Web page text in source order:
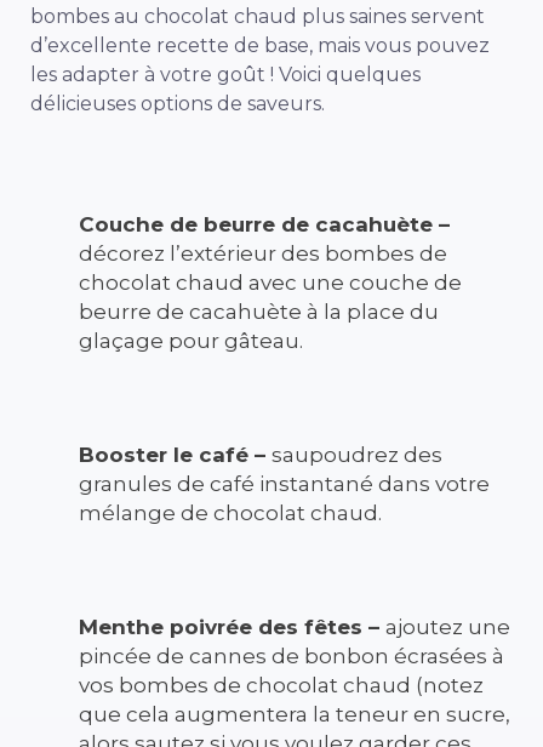
bombes au chocolat chaud plus saines servent
d’excellente recette de base, mais vous pouvez
les adapter à votre goût ! Voici quelques
délicieuses options de saveurs.
Couche de beurre de cacahuète –
décorez l’extérieur des bombes de
chocolat chaud avec une couche de
beurre de cacahuète à la place du
glaçage pour gâteau.
Booster le café – saupoudrez des
granules de café instantané dans votre
mélange de chocolat chaud.
Menthe poivrée des fêtes – ajoutez une
pincée de cannes de bonbon écrasées à
vos bombes de chocolat chaud (notez
que cela augmentera la teneur en sucre,